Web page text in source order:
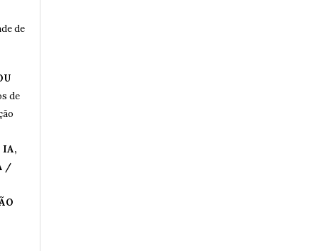
de
de
IA,
/